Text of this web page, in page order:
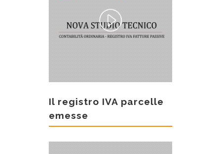
Il registro IVA parcelle
emesse